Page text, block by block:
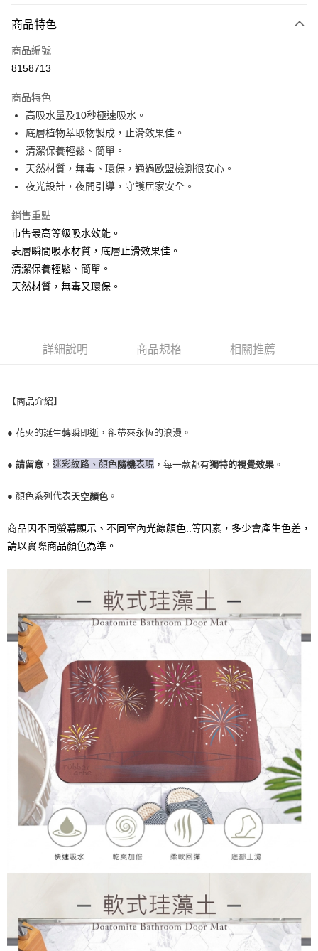
信用卡一次付款
超商取貨付款
Apple Pay
街口支付
悠遊付
Google Pay
AFTEE先享後付
相關說明
【關於「AFTEE先享後付」】
AFTEE先享後付是「在收到商品之後才付款」的支付方式。 讓您購物簡單
便利好安心！
１．簡單：不需註冊會員、不需綁卡、不需儲值。
１．於結帳方式選擇「AFTEE先享後付」後，將跳轉至「AFTEE先享後付」
ATM／網路銀行／等多元方式進行付款，方視為交易完成。
購買商品的店家。未經商家同意取消之訂單仍視為有效，需透過AFTEE先享
是否繳費成功／繳費後需取消欲退款等相關疑問，請聯繫「AFTEE先享後付
易，需依本服務之必要範圍內提供個人資料，並將交易相關給付款項請求債
權轉讓予恩沛科技股份有限公司。
https://aftee.tw/terms/#terms3
「AFTEE先享後付」，若未經同意申辦者引起之損失，本公司不負相關責
４．使用「AFTEE先享後付」時，將依據個別帳號之用戶狀況，依本公司即
時審查核予不同之上限額度；若仍有額度不足之情形，本公司將視審查結果
請求用戶進行身份認證。
５．嚴禁一人註冊多個帳號或使用他人資訊註冊。若發現惡意使用之情形，
恩沛科技股份有限公司將有權停止該用戶之使用額度並採取法律行動。
貨到付款
全家取貨付款
7-11取貨付款
每筆NT$100，滿NT$1,000(含以上)免運費
黑貓貨到付款
每筆NT$150，滿NT$1,000(含以上)免運費
商品特色
商品編號
8158713
商品特色
高吸水量及10秒極速吸水。
底層植物萃取物製成，止滑效果佳。
清潔保養輕鬆、簡單。
天然材質，無毒、環保，通過歐盟檢測很安心。
夜光設計，夜間引導，守護居家安全。
銷售重點
市售最高等級吸水效能。
表層瞬間吸水材質，底層止滑效果佳。
清潔保養輕鬆、簡單。
天然材質，無毒又環保。
詳細說明 商品規格 相關推薦
【商品介紹】
● 花火的誕生轉瞬即逝，卻帶來永恆的浪漫。
● 請留意 ， 迷彩紋路、顏色隨機表現 ，每一款都有獨特的視覺效果 。
● 顏色系列代表天空顏色 。
商品因不同螢幕顯示、不同室內光線顏色..等因素，多少會產生色差，
請以實際商品顏色為準。